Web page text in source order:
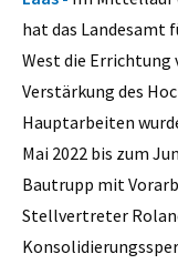
hat das Landesamt
West die
Verstärkung des
Hauptarbeiten
Mai 2022 bis zum
Bautrupp mit
Stellvertreter